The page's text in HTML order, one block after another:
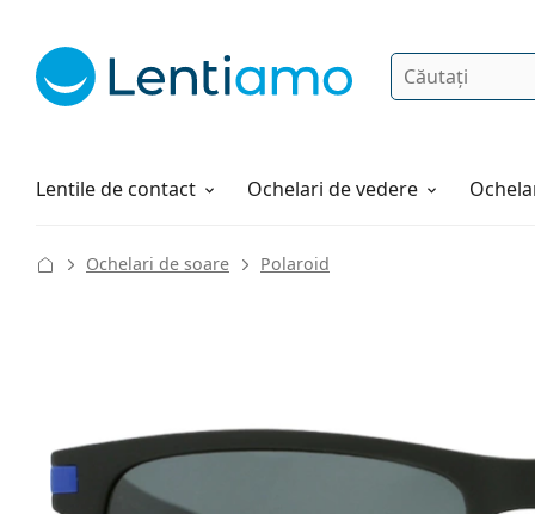
Căutare
Lentile de contact
Soluții Ochelari de vedere
Cum comandați
Ochelari de soare Polaroid